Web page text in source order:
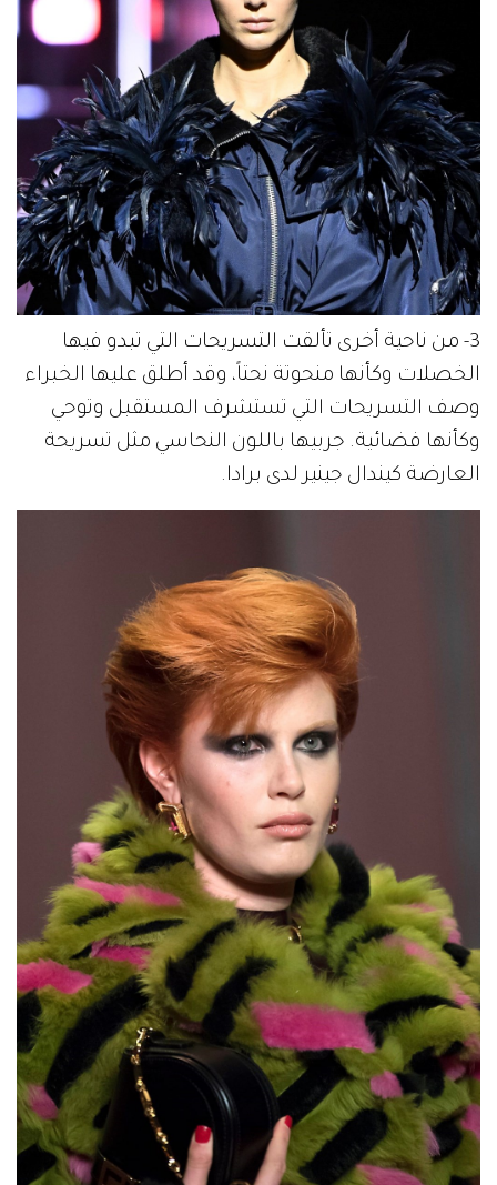
3- من ناحية أخرى تألقت التسريحات التي تبدو فيها
الخصلات وكأنها منحوتة نحتاً، وقد أطلق عليها الخبراء
وصف التسريحات التي تستشرف المستقبل وتوحي
وكأنها فضائية. جربيها باللون النحاسي مثل تسريحة
العارضة كيندال جينير لدى برادا.